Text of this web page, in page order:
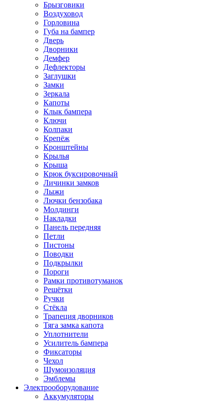
Брызговики
Воздуховод
Горловина
Губа на бампер
Дверь
Дворники
Демфер
Дефлекторы
Заглушки
Замки
Зеркала
Капоты
Клык бампера
Ключи
Колпаки
Крепёж
Кронштейны
Крылья
Крыша
Крюк буксировочный
Личинки замков
Лыжи
Лючки бензобака
Молдинги
Накладки
Панель передняя
Петли
Пистоны
Поводки
Подкрылки
Пороги
Рамки противотуманок
Решётки
Ручки
Стёкла
Трапеция дворников
Тяга замка капота
Уплотнители
Усилитель бампера
Фиксаторы
Чехол
Шумоизоляция
Эмблемы
Электрооборудование
Аккумуляторы